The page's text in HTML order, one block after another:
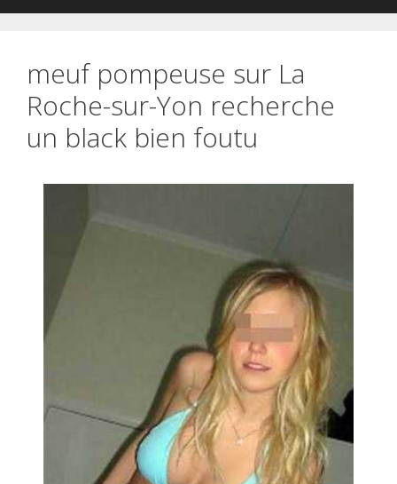
meuf pompeuse sur La
Roche-sur-Yon recherche
un black bien foutu